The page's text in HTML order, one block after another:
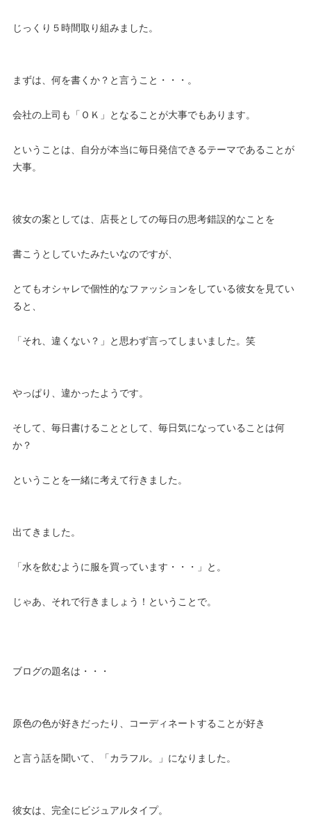
じっくり５時間取り組みました。
まずは、何を書くか？と言うこと・・・。
会社の上司も「ＯＫ」となることが大事でもあります。
ということは、自分が本当に毎日発信できるテーマであることが
大事。
彼女の案としては、店長としての毎日の思考錯誤的なことを
書こうとしていたみたいなのですが、
とてもオシャレで個性的なファッションをしている彼女を見てい
ると、
「それ、違くない？」と思わず言ってしまいました。笑
やっぱり、違かったようです。
そして、毎日書けることとして、毎日気になっていることは何
か？
ということを一緒に考えて行きました。
出てきました。
「水を飲むように服を買っています・・・」と。
じゃあ、それで行きましょう！ということで。
ブログの題名は・・・
原色の色が好きだったり、コーディネートすることが好き
と言う話を聞いて、「カラフル。」になりました。
彼女は、完全にビジュアルタイプ。